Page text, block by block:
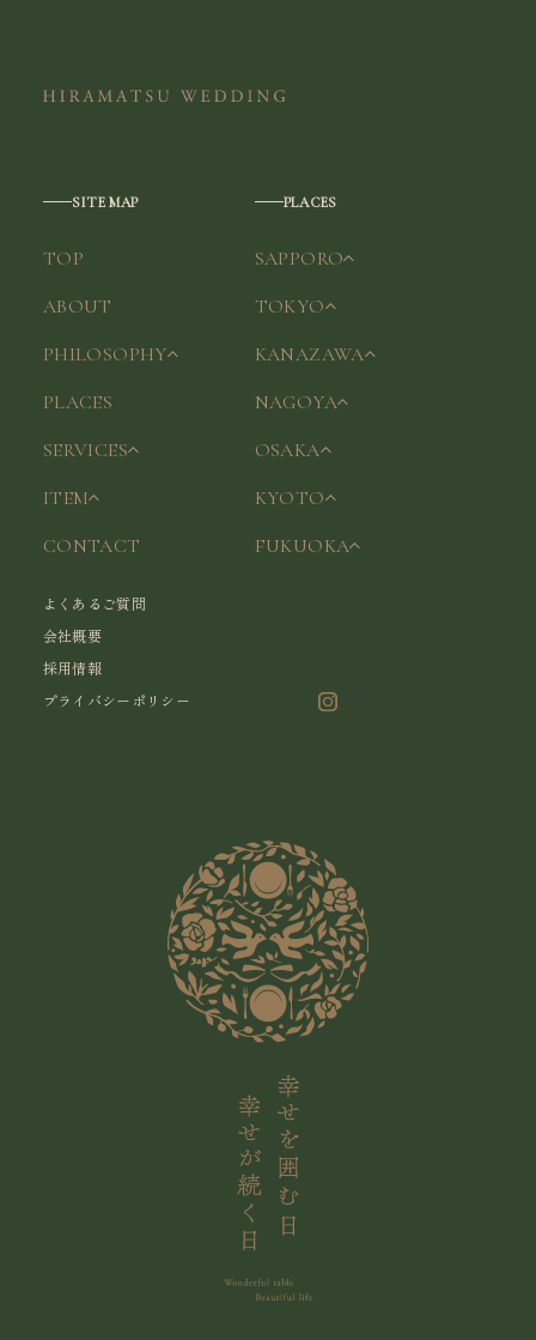
SITE MAP
TOP
ABOUT
PHILOSOPHY
PLACES
SERVICES
ITEM
CONTACT
よくあるご質問
会社概要
採用情報
プライバシーポリシー
PLACES
SAPPORO
TOKYO
KANAZAWA
NAGOYA
OSAKA
KYOTO
FUKUOKA